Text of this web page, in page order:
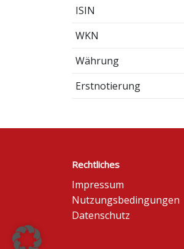
ISIN
WKN
Währung
Erstnotierung
Rechtliches
Impressum
Nutzungsbedingungen
Datenschutz